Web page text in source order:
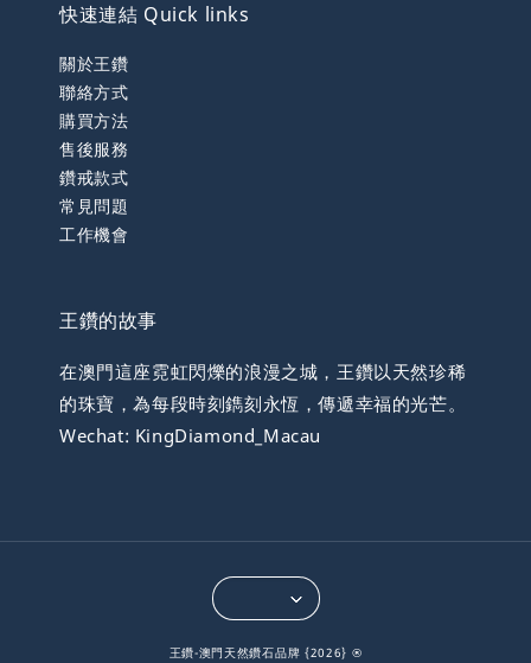
快速連結 Quick links
關於王鑽
聯絡方式
購買方法
售後服務
鑽戒款式
常見問題
工作機會
王鑽的故事
在澳門這座霓虹閃爍的浪漫之城，王鑽以天然珍稀
的珠寶，為每段時刻鐫刻永恆，傳遞幸福的光芒。
Wechat: KingDiamond_Macau
王鑽-澳門天然鑽石品牌 {2026} ®